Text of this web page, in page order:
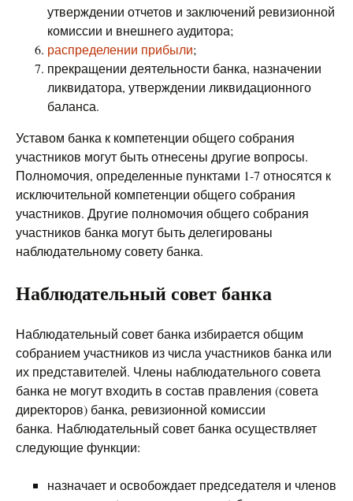
утверждении отчетов и заключений ревизионной
комиссии и внешнего аудитора;
распределении прибыли;
прекращении деятельности банка, назначении
ликвидатора, утверждении ликвидационного
баланса.
Уставом банка к компетенции общего собрания
участников могут быть отнесены другие вопросы.
Полномочия, определенные пунктами 1-7 относятся к
исключительной компетенции общего собрания
участников. Другие полномочия общего собрания
участников банка могут быть делегированы
наблюдательному совету банка.
Наблюдательный совет банка
Наблюдательный совет банка избирается общим
собранием участников из числа участников банка или
их представителей. Члены наблюдательного совета
банка не могут входить в состав правления (совета
директоров) банка, ревизионной комиссии
банка. Наблюдательный совет банка осуществляет
следующие функции:
назначает и освобождает председателя и членов